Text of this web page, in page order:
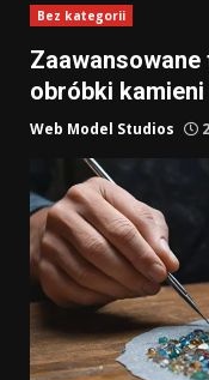
Bez kategorii
obróbki
Web Model Studios